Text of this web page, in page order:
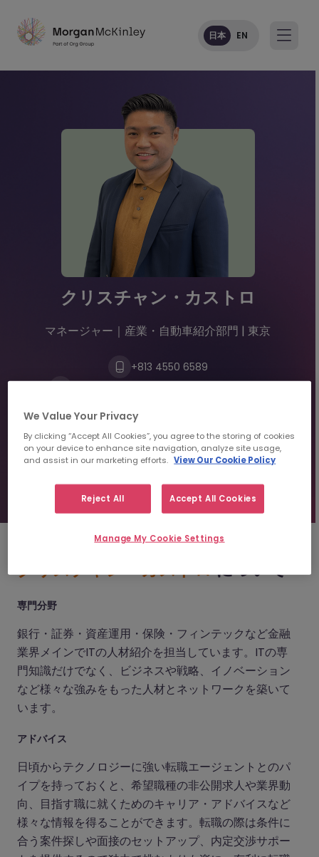
日本 EN
クリスチャン・カストロ
マネージャー｜産業・自動車紹介部門 | 東京
+813 4550 6589
レジュメを送信
クリスチャン・カストロについて
専門分野
銀行・証券・資産運用・保険・フィンテックなど金融
業界メインでITの人材紹介を担当しています。ITの専
門知識だけでなく、ビジネスや戦略、イノベーション
など様々な強みをもった人材とネットワークを築いて
います。
アドバイス
日頃からテクノロジーに強い転職エージェントとのパ
イプを持っておくと、希望職種の非公開求人や業界動
向、目指す職に就くためのキャリア・アドバイスなど
様々な情報を得ることができます。転職の際は条件に
合う案件探しや面接のセットアップ、内定交渉サポー
We Value Your Privacy
By clicking “Accept All Cookies”, you agree to the storing of cookies
on your device to enhance site navigation, analyze site usage,
and assist in our marketing efforts. View Our Cookie Policy
Reject All Accept All Cookies
Manage My Cookie Settings